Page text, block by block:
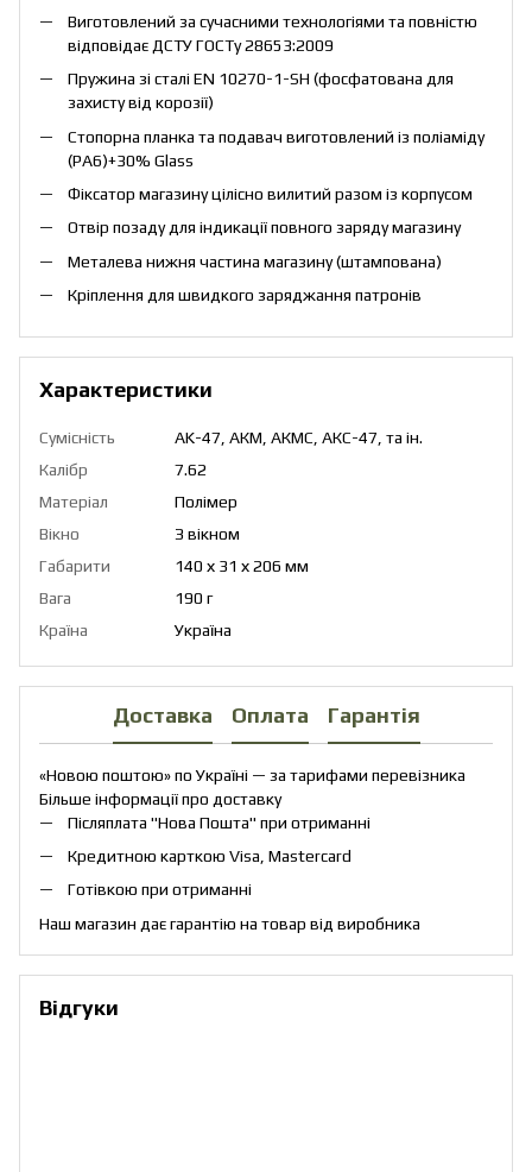
Виготовлений за сучасними технологіями та повністю
відповідає ДСТУ ГОСТу 28653:2009
Пружина зі сталі EN 10270-1-SH (фосфатована для
захисту від корозії)
Стопорна планка та подавач виготовлений із поліаміду
(PA6)+30% Glass
Фіксатор магазину цілісно вилитий разом із корпусом
Отвір позаду для індикації повного заряду магазину
Металева нижня частина магазину (штампована)
Кріплення для швидкого заряджання патронів
Характеристики
Сумісність
AK-47, АКМ, АКМС, АКС-47, та ін.
Калібр
7.62
Матеріал
Полімер
Вікно
З вікном
Габарити
140 х 31 х 206 мм
Вага
190 г
Країна
Україна
Доставка Оплата Гарантія
«Новою поштою» по Україні — за тарифами перевізника
Більше інформації про доставку
Післяплата "Нова Пошта" при отриманні
Кредитною карткою Visa, Mastercard
Готівкою при отриманні
Наш магазин дає гарантію на товар від виробника
Відгуки